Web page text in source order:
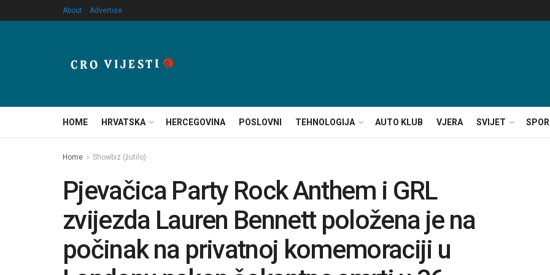
About Advertise
HOME HRVATSKA HERCEGOVINA POSLOVNI TEHNOLOGIJA AUTO KLUB VJERA SVIJET
Home Showbiz (žutilo)
Pjevačica Party Rock Anthem i GRL
zvijezda Lauren Bennett položena je na
počinak na privatnoj komemoraciji u